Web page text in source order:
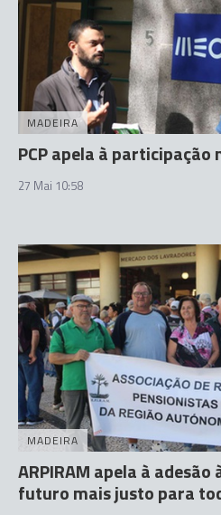
MADEIRA
PCP apela à participação
27 Mai 10:58
MADEIRA
ARPIRAM apela à
futuro mais justo para